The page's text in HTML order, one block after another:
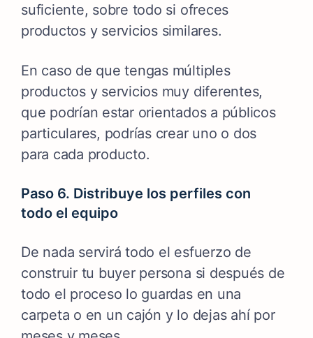
suficiente, sobre todo si ofreces
productos y servicios similares.
En caso de que tengas múltiples
productos y servicios muy diferentes,
que podrían estar orientados a públicos
particulares, podrías crear uno o dos
para cada producto.
Paso 6. Distribuye los perfiles con
todo el equipo
De nada servirá todo el esfuerzo de
construir tu buyer persona si después de
todo el proceso lo guardas en una
carpeta o en un cajón y lo dejas ahí por